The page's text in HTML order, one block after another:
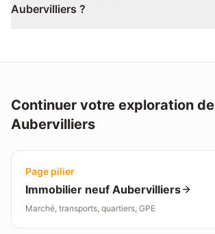
Aubervilliers ?
Continuer votre exploration de
Aubervilliers
Page pilier
Immobilier neuf Aubervilliers
Marché, transports, quartiers, GPE